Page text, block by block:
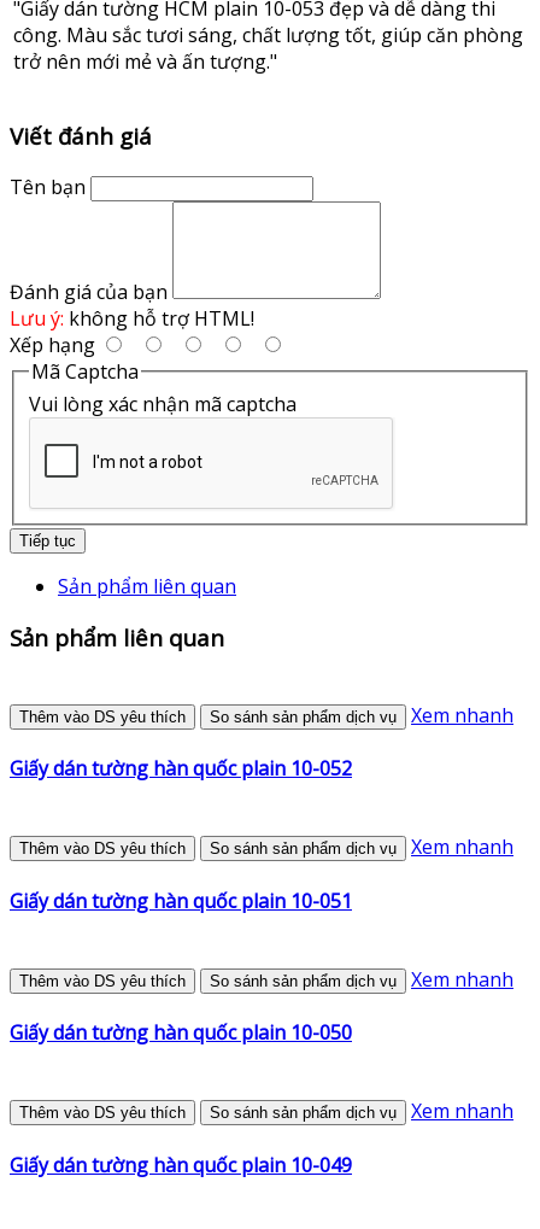
"Giấy dán tường HCM plain 10-053 đẹp và dễ dàng thi
công. Màu sắc tươi sáng, chất lượng tốt, giúp căn phòng
trở nên mới mẻ và ấn tượng."
Viết đánh giá
Tên bạn
Đánh giá của bạn
Lưu ý: không hỗ trợ HTML!
Xếp hạng
Mã Captcha
Vui lòng xác nhận mã captcha
Tiếp tục
Sản phẩm liên quan
Sản phẩm liên quan
Thêm vào DS yêu thích So sánh sản phẩm dịch vụ Xem nhanh
Giấy dán tường hàn quốc plain 10-052
Thêm vào DS yêu thích So sánh sản phẩm dịch vụ Xem nhanh
Giấy dán tường hàn quốc plain 10-051
Thêm vào DS yêu thích So sánh sản phẩm dịch vụ Xem nhanh
Giấy dán tường hàn quốc plain 10-050
Thêm vào DS yêu thích So sánh sản phẩm dịch vụ Xem nhanh
Giấy dán tường hàn quốc plain 10-049